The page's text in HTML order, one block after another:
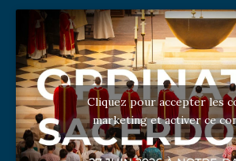
Cliquez pour accepter les
marketing et activer ce